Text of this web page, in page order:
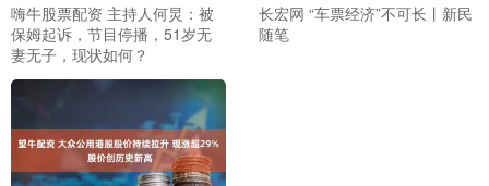
嗨牛股票配资 主持人何炅：被
保姆起诉，节目停播，51岁无
妻无子，现状如何？
长宏网 “车票经济”不可长丨新民
随笔